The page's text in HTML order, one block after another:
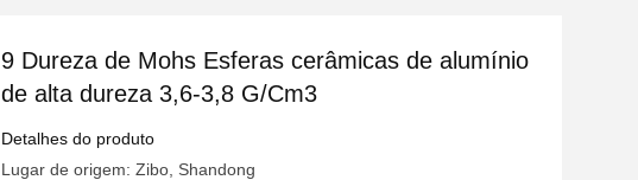
9 Dureza de Mohs Esferas cerâmicas de alumínio
de alta dureza 3,6-3,8 G/Cm3
Detalhes do produto
Lugar de origem: Zibo, Shandong